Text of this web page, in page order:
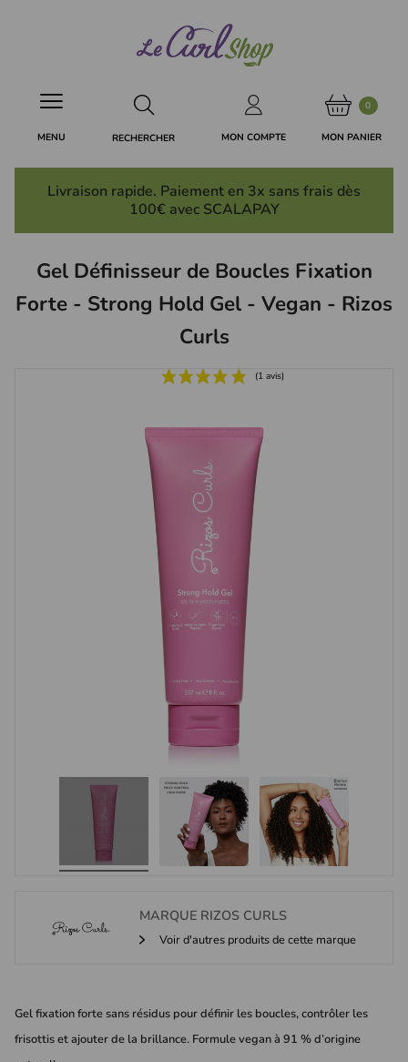
MON COMPTE
0
MON PANIER
RECHERCHER
MENU
Livraison rapide. Paiement en 3x sans frais dès
100€ avec SCALAPAY
Gel Définisseur de Boucles Fixation
Forte - Strong Hold Gel - Vegan - Rizos
Curls
MARQUE RIZOS CURLS
Voir d'autres produits de cette marque
Gel fixation forte sans résidus pour définir les boucles, contrôler les
frisottis et ajouter de la brillance. Formule vegan à 91 % d’origine